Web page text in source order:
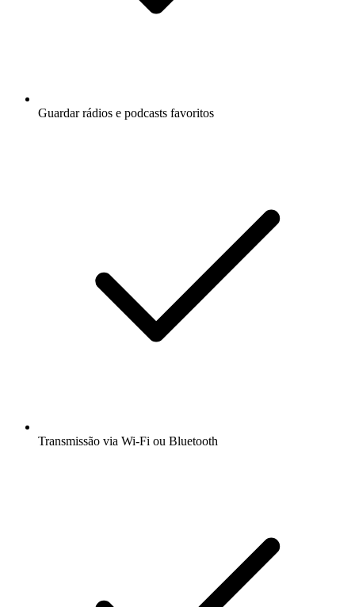
Guardar rádios e podcasts favoritos
Transmissão via Wi-Fi ou Bluetooth